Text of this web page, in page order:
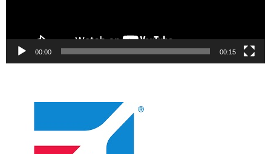
00:00 00:15